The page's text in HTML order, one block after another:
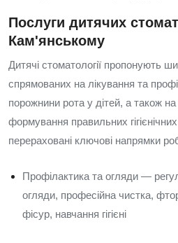
Послуги дитячих
Кам'янському
Дитячі стоматології пропонують
спрямованих на лікування та
порожнини рота у дітей, а також на
формування правильних
перераховані ключові напрямки
Профілактика та огляди —
огляди, професійна чистка,
фісур, навчання гігієні